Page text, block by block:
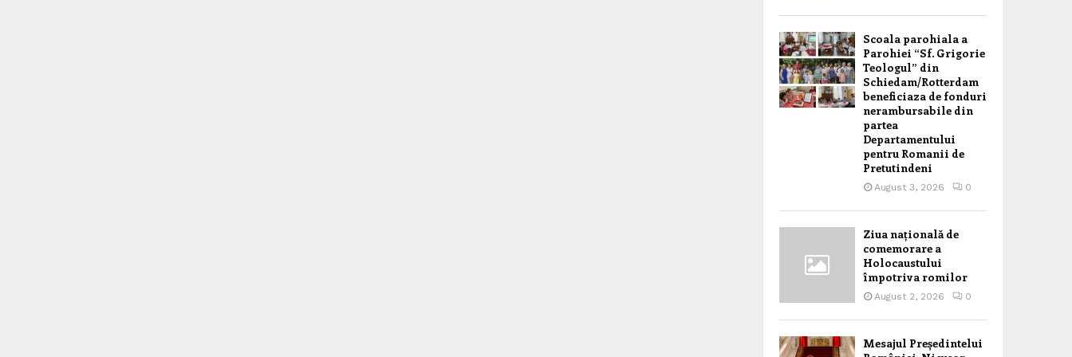
Scoala parohiala a
Parohiei “Sf. Grigorie
Teologul” din
Schiedam/Rotterdam
beneficiaza de fonduri
nerambursabile din
partea
Departamentului
pentru Romanii de
Pretutindeni
August 3, 2026 0
Ziua națională de
comemorare a
Holocaustului
împotriva romilor
August 2, 2026 0
Mesajul Președintelui